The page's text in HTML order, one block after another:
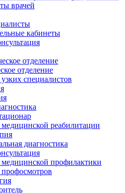
врачей
кабинеты
отделение
отделение
специалистов
реабилитации
диагностика
профилактики